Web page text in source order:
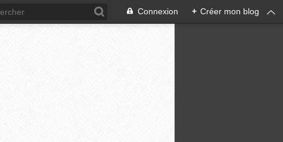
Connexion + Créer mon blog